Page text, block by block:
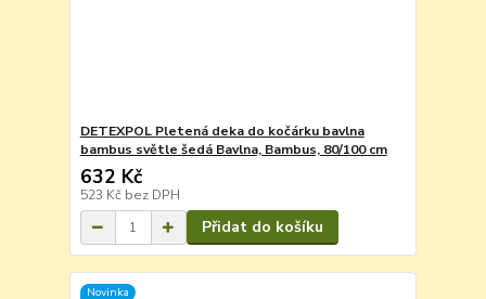
DETEXPOL Pletená deka do kočárku bavlna
bambus světle šedá Bavlna, Bambus, 80/100 cm
632 Kč
523 Kč bez DPH
Přidat do košíku
Novinka